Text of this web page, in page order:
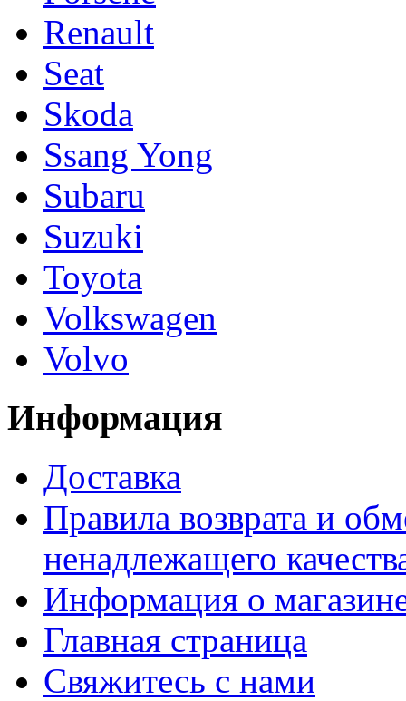
Renault
Seat
Skoda
Ssang Yong
Subaru
Suzuki
Toyota
Volkswagen
Volvo
Информация
Доставка
Правила возврата и
ненадлежащего
Информация о
Главная страница
Свяжитесь с нами